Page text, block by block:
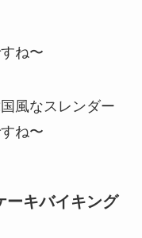
ね〜
風なスレンダー
ね〜
ーキバイキング